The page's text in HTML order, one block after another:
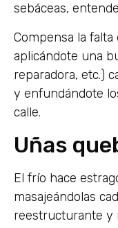
sebáceas,
Compensa la falta
aplicándote una
reparadora, etc.)
y enfundándote
calle.
Uñas
El frío hace
masajeándolas
reestructurante y